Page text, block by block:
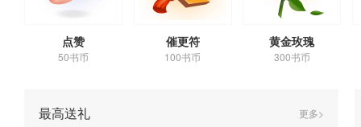
点赞
50书币
催更符
100书币
黄金玫瑰
300书币
最高送礼 更多>